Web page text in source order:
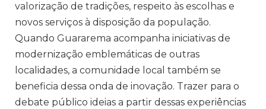
valorização de tradições, respeito às escolhas e
novos serviços à disposição da população.
Quando Guararema acompanha iniciativas de
modernização emblemáticas de outras
localidades, a comunidade local também se
beneficia dessa onda de inovação. Trazer para o
debate público ideias a partir dessas experiências